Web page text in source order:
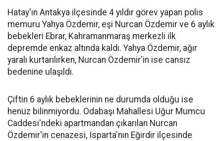
Hatay'ın Antakya ilçesinde 4 yıldır görev yapan polis
memuru Yahya Özdemir, eşi Nurcan Özdemir ve 6 aylık
bebekleri Ebrar, Kahramanmaraş merkezli ilk
depremde enkaz altında kaldı. Yahya Özdemir, ağır
yaralı kurtarılırken, Nurcan Özdemir'in ise cansız
bedenine ulaşıldı.
Çiftin 6 aylık bebeklerinin ne durumda olduğu ise
henüz bilinmiyordu. Odabaşı Mahallesi Uğur Mumcu
Caddesi'ndeki apartmandan çıkarılan Nurcan
Özdemir'in cenazesi, Isparta'nın Eğirdir ilçesinde